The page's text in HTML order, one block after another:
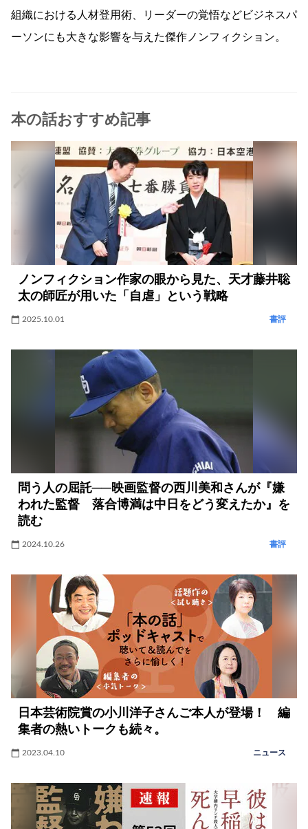
組織における人材登用術、リーダーの覚悟などビジネスパ
ーソンにも大きな影響を与えた傑作ノンフィクション。
本の話おすすめ記事
ノンフィクション作家の眼から見た、天才藤井聡
太の師匠が用いた「自虐」という戦略
2025.10.01 書評
問う人の屈託──映画監督の西川美和さんが『嫌
われた監督 落合博満は中日をどう変えたか』を
読む
2024.10.26 書評
日本芸術院賞の小川洋子さんご本人が登場！ 編
集者の熱いトークも続々。
2023.04.10 ニュース